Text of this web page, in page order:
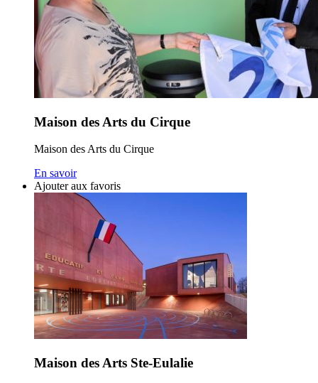
Maison des Arts du Cirque
Maison des Arts du Cirque
En savoir
Ajouter aux favoris
Maison des Arts Ste-Eulalie